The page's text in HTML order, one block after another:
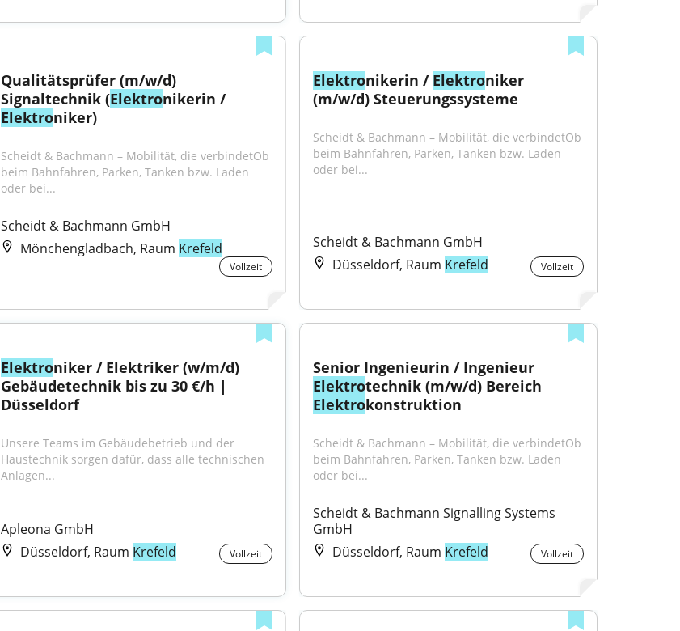
Qualitätsprüfer (m/w/d)
Signaltechnik (Elektro
nikerin /
Elektroniker)
Scheidt & Bachmann – Mobilität, die verbindetOb
beim Bahnfahren, Parken, Tanken bzw. Laden
oder bei...
Scheidt & Bachmann GmbH
Mönchengladbach, Raum Krefeld
Vollzeit
Elektronikerin / Elektroniker
(m/w/d) Steuerungssysteme
Scheidt & Bachmann – Mobilität, die verbindetOb
beim Bahnfahren, Parken, Tanken bzw. Laden
oder bei...
Scheidt & Bachmann GmbH
Düsseldorf, Raum Krefeld Vollzeit
Elektroniker / Elektriker (w/m/d)
Gebäudetechnik bis zu 30 €/h |
Düsseldorf
Unsere Teams im Gebäudebetrieb und der
Haustechnik sorgen dafür, dass alle technischen
Anlagen...
Apleona GmbH
Düsseldorf, Raum Krefeld Vollzeit
Senior Ingenieurin / Ingenieur
Elektro
Elektrokonstruktion
Scheidt & Bachmann – Mobilität, die verbindetOb
beim Bahnfahren, Parken, Tanken bzw. Laden
oder bei...
Scheidt & Bachmann Signalling Systems
GmbH
Düsseldorf, Raum Krefeld Vollzeit